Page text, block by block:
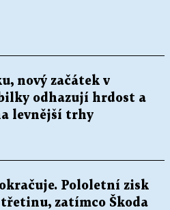
nový začátek v
odhazují hrdost a
levnější trhy
Pololetní zisk
zatímco Škoda